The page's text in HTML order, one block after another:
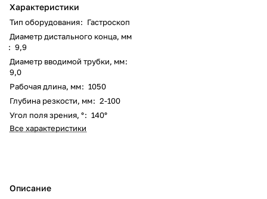
Характеристики
Тип оборудования: Гастроскоп
Диаметр дистального конца, мм
: 9,9
Диаметр вводимой трубки, мм:
9,0
Рабочая длина, мм: 1050
Глубина резкости, мм: 2-100
Угол поля зрения, °: 140°
Все характеристики
Описание